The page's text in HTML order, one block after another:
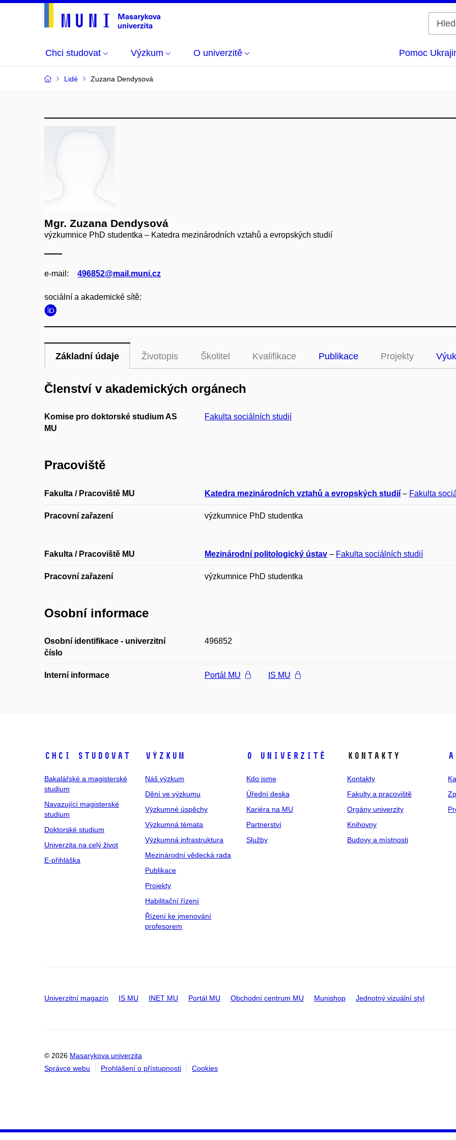
Chci studovat Výzkum O univerzitě Pomoc
Lidé Zuzana Dendysová
Mgr. Zuzana Dendysová
výzkumnice PhD studentka – Katedra mezinárodních vztahů a evropských studií
e‑mail: 496852@mail.muni.cz
sociální a akademické sítě:
Základní údaje Životopis Školitel Kvalifikace Publikace Projekty
Členství v akademických orgánech
Komise pro doktorské studium AS
MU
Fakulta sociálních studií
Pracoviště
Fakulta / Pracoviště MU Katedra mezinárodních vztahů a evropských studií – Fakulta
Pracovní zařazení výzkumnice PhD studentka
Fakulta / Pracoviště MU Mezinárodní politologický ústav – Fakulta sociálních studií
Pracovní zařazení výzkumnice PhD studentka
Osobní informace
Osobní identifikace - univerzitní
číslo
496852
Interní informace Portál MU IS MU
Chci studovat
Bakalářské a magisterské
studium
Navazující magisterské
studium
Doktorské studium
Univerzita na celý život
E-přihláška
Výzkum
Náš výzkum
Dění ve výzkumu
Výzkumné úspěchy
Výzkumná témata
Výzkumná infrastruktura
Mezinárodní vědecká rada
Publikace
Projekty
Habilitační řízení
Řízení ke jmenování
profesorem
O univerzitě
Kdo jsme
Úřední deska
Kariéra na MU
Partnerství
Služby
Kontakty
Kontakty
Fakulty a pracoviště
Orgány univerzity
Knihovny
Budovy a místnosti
Univerzitní magazín IS MU INET MU Portál MU Obchodní centrum MU Munishop Jednotný vizuální styl
© 2026 Masarykova univerzita
Správce webu
Prohlášení o přístupnosti Cookies